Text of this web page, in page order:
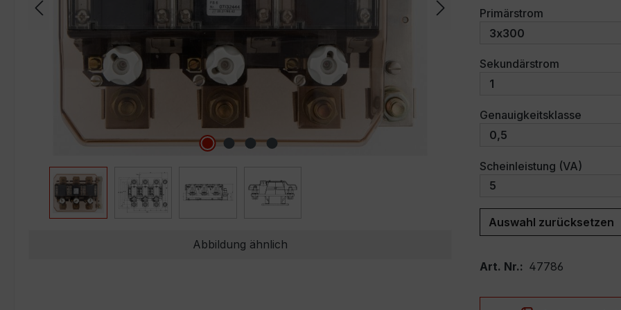
Abbildung ähnlich
Primärstrom
Sekundärstrom
Genauigkeitsklasse
Scheinleistung (VA)
Auswahl zurücksetzen
Art. Nr.: 47786